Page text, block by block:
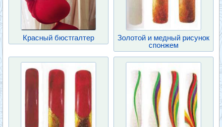
Красный бюстгалтер
Золотой и медный рисунок
спонжем